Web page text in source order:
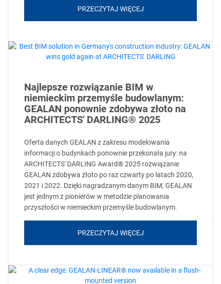
PRZECZYTAJ WIĘCEJ
Najlepsze rozwiązanie BIM w
niemieckim przemyśle budowlanym:
GEALAN ponownie zdobywa złoto na
ARCHITECTS' DARLING® 2025
Oferta danych GEALAN z zakresu modelowania
informacji o budynkach ponownie przekonała jury: na
ARCHITECTS' DARLING Award® 2025 rozwiązanie
GEALAN zdobywa złoto po raz czwarty po latach 2020,
2021 i 2022. Dzięki nagradzanym danym BIM, GEALAN
jest jednym z pionierów w metodzie planowania
przyszłości w niemieckim przemyśle budowlanym.
PRZECZYTAJ WIĘCEJ